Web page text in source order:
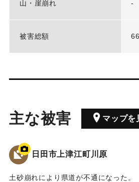
山・崖崩れ -
被害総額
主な被害 マップを
日田市上津江町川原
土砂崩れにより県道が不通になった。